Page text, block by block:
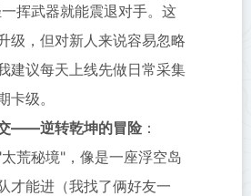
挥武器就能震退对手。这
级，但对新人来说容易忽略
议每天上线先做日常采集
卡级。
——逆转乾坤的冒险：
荒秘境"，像是一座浮空岛
才能进（我找了俩好友一